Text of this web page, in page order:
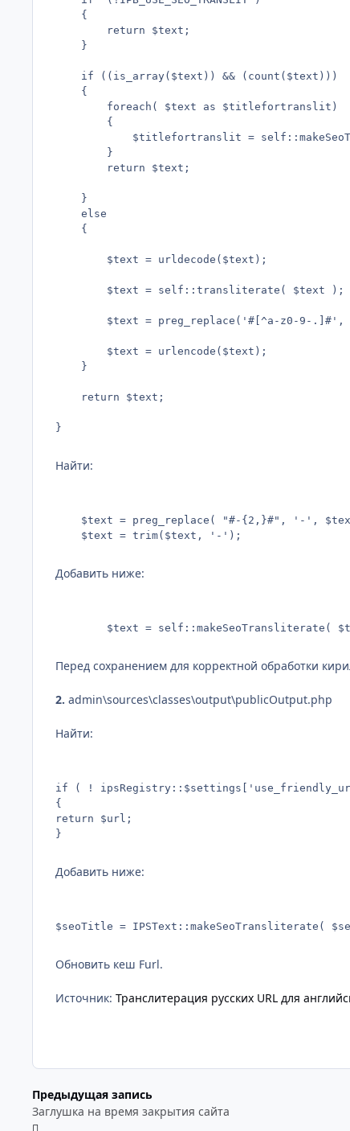
}
Найти:
	$text = trim($text, '-');
Добавить ниже:
$text = self::makeSeoTransliterate(
Перед сохранением для корректной обработки
2. admin\sources\classes\output\publicOutput.php
Найти:
if ( !
{
return $url;
}
Добавить ниже:
$seoTitle = IPSText::makeSeoTransliterate(
Обновить кеш Furl.
Источник: Транслитерация русских URL для
Предыдущая запись
Заглушка на время закрытия сайта